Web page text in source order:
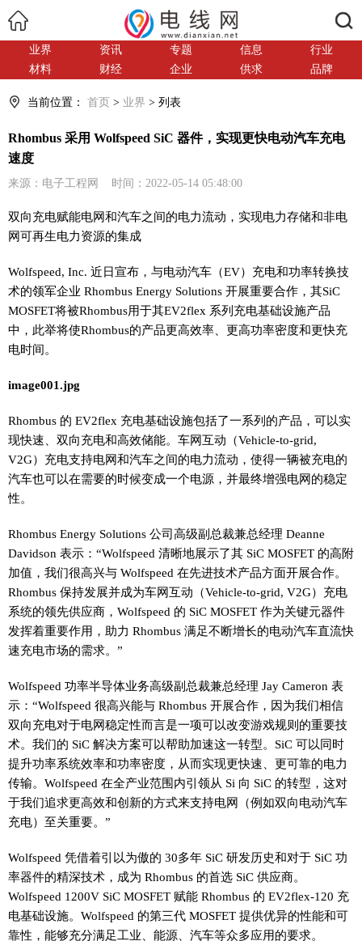
业界 资讯 专题 信息
行业
材料
财经 企业 供求 品牌
当前位置： 首页 > 业界 > 列表
Rhombus 采用 Wolfspeed SiC 器件，实现更快电动汽车充电
速度
来源：电子工程网 时间：2022-05-14 05:48:00
双向充电赋能电网和汽车之间的电力流动，实现电力存储和非电
网可再生电力资源的集成
Wolfspeed, Inc. 近日宣布，与电动汽车（EV）充电和功率转换技
术的领军企业 Rhombus Energy Solutions 开展重要合作，其SiC
MOSFET将被Rhombus用于其EV2flex 系列充电基础设施产品
中，此举将使Rhombus的产品更高效率、更高功率密度和更快充
电时间。
image001.jpg
Rhombus 的 EV2flex 充电基础设施包括了一系列的产品，可以实
现快速、双向充电和高效储能。车网互动（Vehicle-to-grid,
V2G）充电支持电网和汽车之间的电力流动，使得一辆被充电的
汽车也可以在需要的时候变成一个电源，并最终增强电网的稳定
性。
Rhombus Energy Solutions 公司高级副总裁兼总经理 Deanne
Davidson 表示：“Wolfspeed 清晰地展示了其 SiC MOSFET 的高附
加值，我们很高兴与 Wolfspeed 在先进技术产品方面开展合作。
Rhombus 保持发展并成为车网互动（Vehicle-to-grid, V2G）充电
系统的领先供应商，Wolfspeed 的 SiC MOSFET 作为关键元器件
发挥着重要作用，助力 Rhombus 满足不断增长的电动汽车直流快
速充电市场的需求。”
Wolfspeed 功率半导体业务高级副总裁兼总经理 Jay Cameron 表
示：“Wolfspeed 很高兴能与 Rhombus 开展合作，因为我们相信
双向充电对于电网稳定性而言是一项可以改变游戏规则的重要技
术。我们的 SiC 解决方案可以帮助加速这一转型。SiC 可以同时
提升功率系统效率和功率密度，从而实现更快速、更可靠的电力
传输。Wolfspeed 在全产业范围内引领从 Si 向 SiC 的转型，这对
于我们追求更高效和创新的方式来支持电网（例如双向电动汽车
充电）至关重要。”
Wolfspeed 凭借着引以为傲的 30多年 SiC 研发历史和对于 SiC 功
率器件的精深技术，成为 Rhombus 的首选 SiC 供应商。
Wolfspeed 1200V SiC MOSFET 赋能 Rhombus 的 EV2flex-120 充
电基础设施。Wolfspeed 的第三代 MOSFET 提供优异的性能和可
靠性，能够充分满足工业、能源、汽车等众多应用的要求。